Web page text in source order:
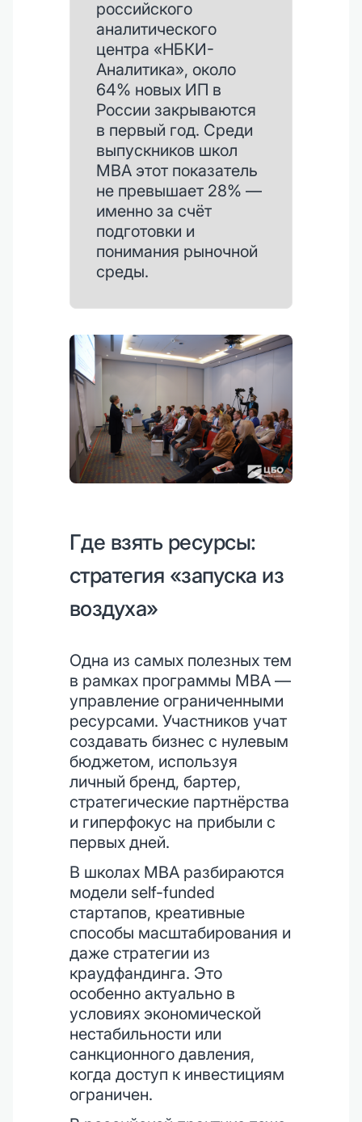
российского
аналитического
центра «НБКИ-
Аналитика», около
64% новых ИП в
России закрываются
в первый год. Среди
выпускников школ
MBA этот показатель
не превышает 28% —
именно за счёт
подготовки и
понимания рыночной
среды.
Где взять ресурсы:
стратегия «запуска из
воздуха»
Одна из самых полезных тем
в рамках программы MBA —
управление ограниченными
ресурсами. Участников учат
создавать бизнес с нулевым
бюджетом, используя
личный бренд, бартер,
стратегические партнёрства
и гиперфокус на прибыли с
первых дней.
В школах MBA разбираются
модели self-funded
стартапов, креативные
способы масштабирования и
даже стратегии из
краудфандинга. Это
особенно актуально в
условиях экономической
нестабильности или
санкционного давления,
когда доступ к инвестициям
ограничен.